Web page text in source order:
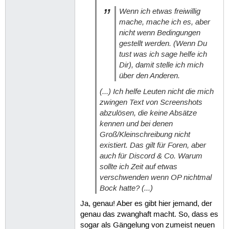
Wenn ich etwas freiwillig
mache, mache ich es, aber
nicht wenn Bedingungen
gestellt werden. (Wenn Du
tust was ich sage helfe ich
Dir), damit stelle ich mich
über den Anderen.
(...) Ich helfe Leuten nicht die mich
zwingen Text von Screenshots
abzulösen, die keine Absätze
kennen und bei denen
Groß/Kleinschreibung nicht
existiert. Das gilt für Foren, aber
auch für Discord & Co. Warum
sollte ich Zeit auf etwas
verschwenden wenn OP nichtmal
Bock hatte? (...)
Ja, genau! Aber es gibt hier jemand, der
genau das zwanghaft macht. So, dass es
sogar als Gängelung von zumeist neuen